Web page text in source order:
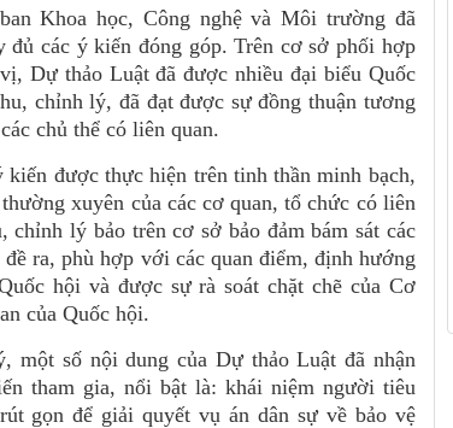
Khoa học, Công nghệ và Môi trường đã
các ý kiến đóng góp. Trên cơ sở phối hợp
Dự thảo Luật đã được nhiều đại biểu Quốc
chỉnh lý, đã đạt được sự đồng thuận tương
chủ thể có liên quan.
được thực hiện trên tinh thần minh bạch,
xuyên của các cơ quan, tổ chức có liên
lý bảo trên cơ sở bảo đảm bám sát các
ra, phù hợp với các quan điểm, định hướng
hội và được sự rà soát chặt chẽ của Cơ
của Quốc hội.
một số nội dung của Dự thảo Luật đã nhận
tham gia, nổi bật là: khái niệm người tiêu
gọn để giải quyết vụ án dân sự về bảo vệ